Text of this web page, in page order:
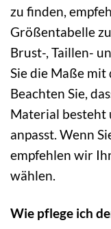
zu finden,
Größentabelle
Brust-, Taillen-
Sie die Maße mit
Beachten Sie,
Material besteht
anpasst. Wenn
empfehlen wir
wählen.
Wie pflege ich